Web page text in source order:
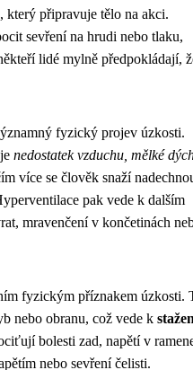
který připravuje tělo na akci.
sevření na hrudi nebo tlaku,
lidé mylně předpokládají,
fyzický projev úzkosti.
nedostatek vzduchu, mělké
více se člověk snaží
pak vede k dalším
mravenčení v končetinách
fyzickým příznakem úzkosti.
nebo obranu, což vede k
bolesti zad, napětí v
nebo sevření čelisti.